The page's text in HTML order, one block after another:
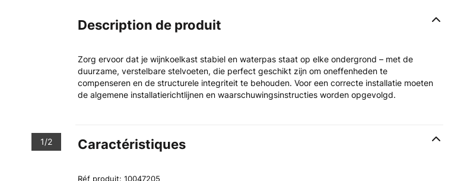
1/2
Description de produit
Zorg ervoor dat je wijnkoelkast stabiel en waterpas staat op elke ondergrond – met de
duurzame, verstelbare stelvoeten, die perfect geschikt zijn om oneffenheden te
compenseren en de structurele integriteit te behouden. Voor een correcte installatie moeten
de algemene installatierichtlijnen en waarschuwingsinstructies worden opgevolgd.
Caractéristiques
Réf produit: 10047205